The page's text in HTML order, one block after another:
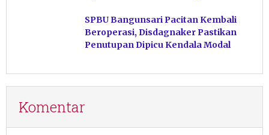
SPBU Bangunsari Pacitan Kembali
Beroperasi, Disdagnaker Pastikan
Penutupan Dipicu Kendala Modal
Komentar